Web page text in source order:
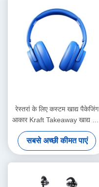
रेस्तरां के लिए कस्टम खाद्य पैकेजिंग
आकार Kraft Takeaway खाद्य रोटी
पेपर बैग
सबसे अच्छी कीमत पाएं